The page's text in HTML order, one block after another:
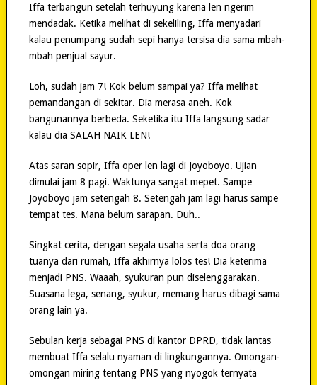
Iffa terbangun setelah terhuyung karena len ngerim
mendadak. Ketika melihat di sekeliling, Iffa menyadari
kalau penumpang sudah sepi hanya tersisa dia sama mbah-
mbah penjual sayur.
Loh, sudah jam 7! Kok belum sampai ya? Iffa melihat
pemandangan di sekitar. Dia merasa aneh. Kok
bangunannya berbeda. Seketika itu Iffa langsung sadar
kalau dia SALAH NAIK LEN!
Atas saran sopir, Iffa oper len lagi di Joyoboyo. Ujian
dimulai jam 8 pagi. Waktunya sangat mepet. Sampe
Joyoboyo jam setengah 8. Setengah jam lagi harus sampe
tempat tes. Mana belum sarapan. Duh..
Singkat cerita, dengan segala usaha serta doa orang
tuanya dari rumah, Iffa akhirnya lolos tes! Dia keterima
menjadi PNS. Waaah, syukuran pun diselenggarakan.
Suasana lega, senang, syukur, memang harus dibagi sama
orang lain ya.
Sebulan kerja sebagai PNS di kantor DPRD, tidak lantas
membuat Iffa selalu nyaman di lingkungannya. Omongan-
omongan miring tentang PNS yang nyogok ternyata